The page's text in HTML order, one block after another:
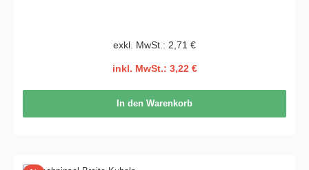
exkl. MwSt.: 2,71 €
inkl. MwSt.: 3,22 €
In den Warenkorb